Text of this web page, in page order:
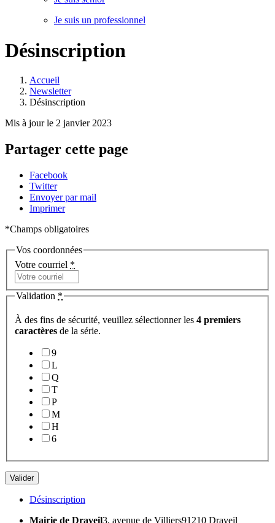
Je suis un professionnel
Désinscription
Accueil
Newsletter
Désinscription
Mis à jour le 2 janvier 2023
Partager cette page
Facebook
Twitter
Envoyer par mail
Imprimer
*Champs obligatoires
Vos coordonnées
Votre courriel *
Validation *
À des fins de sécurité, veuillez sélectionner les 4 premiers
caractères de la série.
9
L
Q
T
P
M
H
6
Valider
Désinscription
Mairie de Draveil3, avenue de Villiers91210 Draveil